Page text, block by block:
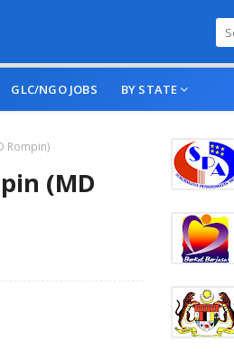
GLC/NGO JOBS BY STATE
Rompin)
(MD